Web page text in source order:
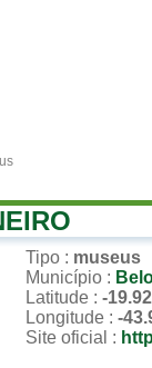
Tipo : museus
Município :
Latitude : -
Longitude : -
Site oficial :